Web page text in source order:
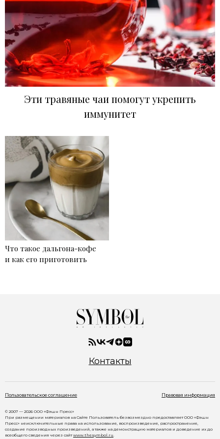
Эти травяные чаи помогут укрепить
иммунитет
Что такое дальгона-кофе
и как его приготовить
Контакты
Пользовательское соглашение Правовая информация
© 2007 — 2026 ООО «Фэшн Пресс»
При размещении материалов на Сайте Пользователь безвозмездно предоставляет ООО «Фэшн
Пресс» неисключительные права на использование, воспроизведение, распространение,
создание производных произведений, а также на демонстрацию материалов и доведение их до
всеобщего сведения через сайтwww.thesymbol.ru.